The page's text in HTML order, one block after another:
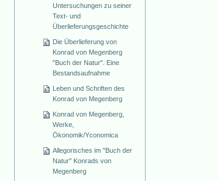
Untersuchungen zu seiner
Text- und
Überlieferungsgeschichte
Die Überlieferung von
Konrad von Megenberg
"Buch der Natur". Eine
Bestandsaufnahme
Leben und Schriften des
Konrad von Megenberg
Konrad von Megenberg,
Werke,
Ökonomik/Yconomica
Allegorisches im "Buch der
Natur" Konrads von
Megenberg